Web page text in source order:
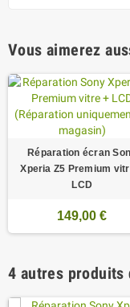
Vous aimerez
Réparation écran
Xperia Z5 Premium
LCD
149,00 €
4 autres produits